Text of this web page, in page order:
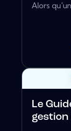
Alors
Le
gestion